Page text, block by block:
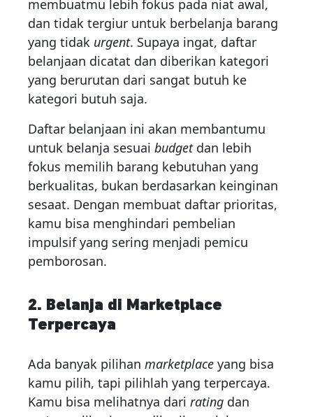
membuatmu lebih fokus pada niat awal,
dan tidak tergiur untuk berbelanja barang
yang tidak urgent. Supaya ingat, daftar
belanjaan dicatat dan diberikan kategori
yang berurutan dari sangat butuh ke
kategori butuh saja.
Daftar belanjaan ini akan membantumu
untuk belanja sesuai budgetdan lebih
fokus memilih barang kebutuhan yang
berkualitas, bukan berdasarkan keinginan
sesaat. Dengan membuat daftar prioritas,
kamu bisa menghindari pembelian
impulsif yang sering menjadi pemicu
pemborosan.
2. Belanja di Marketplace
Terpercaya
Ada banyak pilihan marketplace yang bisa
kamu pilih, tapi pilihlah yang terpercaya.
Kamu bisa melihatnya dari rating dan